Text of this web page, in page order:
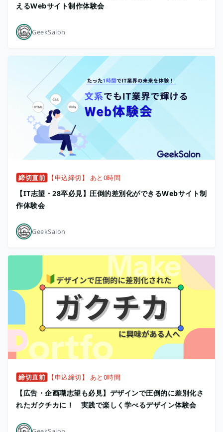
えるWebサイト制作体験会
GeekSalon
締切直前 【申込締切】 あと0時間
【IT志望・28卒必見】圧倒的差別化ができるWebサイト制
作体験会
GeekSalon
締切直前 【申込締切】 あと0時間
【広告・企画職志望も必見】デザインで圧倒的に差別化さ
れたガクチカに！ 実践で楽しく学べるデザイン体験会